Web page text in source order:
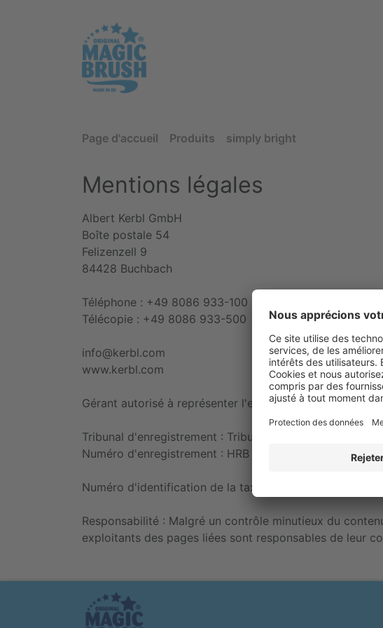
Page d'accueil Produits simply bright
Mentions légales
Albert Kerbl GmbH
Boîte postale 54
Felizenzell 9
84428 Buchbach
Téléphone : +49 8086 933-100
Télécopie : +49 8086 933-500
info@kerbl.com
www.kerbl.com
Gérant autorisé à représenter l'entreprise : Albert Kerbl,
Tribunal d'enregistrement : Tribunal d'instance de
Numéro d'enregistrement : HRB 3803
Numéro d'identification de la taxe sur le chiffre
Responsabilité : Malgré un contrôle minutieux du
exploitants des pages liées sont responsables de leur